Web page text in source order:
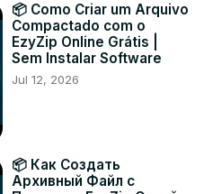
📦 Como Criar um Arquivo
Compactado com o
EzyZip Online Grátis |
Sem Instalar Software
Jul 12, 2026
📦 Как Создать
Архивный Файл с